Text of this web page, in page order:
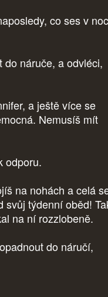
co ses v
do náruče, a odvléci,
a ještě více se
Nemusíš mít
odporu.
na nohách a celá
týdenní oběd!
na ní rozzlobeně.
do náručí,